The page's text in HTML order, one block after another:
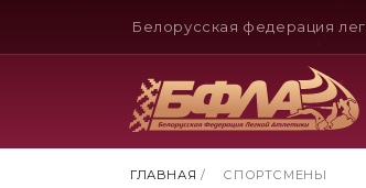
Белорусская федерация
ГЛАВНАЯ / СПОРТСМЕНЫ